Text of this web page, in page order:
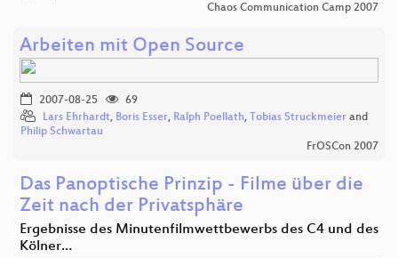
Chaos Communication Camp 2007
Arbeiten mit Open Source
2007-08-25
69
Lars Ehrhardt, Boris Esser, Ralph Poellath, Tobias Struckmeier and
Philip Schwartau
FrOSCon 2007
Das Panoptische Prinzip - Filme über die
Zeit nach der Privatsphäre
Ergebnisse des Minutenfilmwettbewerbs des C4 und des
Kölner…